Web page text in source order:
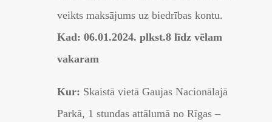
veikts maksājums uz biedrības kontu.
Kad: 06.01.2024. plkst.8 līdz vēlam
vakaram
Kur: Skaistā vietā Gaujas Nacionālajā
Parkā, 1 stundas attālumā no Rīgas –